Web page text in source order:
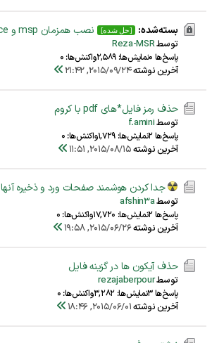
بسته‌شده: [حل شده] نصب همزمان msp و office
توسطReza-MSR
پاسخ‌ها 0 نمایش‌ها: 2,589 واکنش‌ها: 0
آخرین نوشته2015/09/24, 21:42
حذف رمز فایل*های pdf با کروم
توسطf.amini
پاسخ‌ها 2 نمایش‌ها: 1,729 واکنش‌ها: 0
آخرین نوشته2015/08/15, 11:51
جدا كردن هوشمند صفحات ورد و ذخيره آنها
توسطafshin3a
پاسخ‌ها 2 نمایش‌ها: 17,720 واکنش‌ها: 0
آخرین نوشته2015/06/26, 19:58
حذف آیکون ها در گزینه فایل
توسطrezajaberpour
پاسخ‌ها 3 نمایش‌ها: 3,282 واکنش‌ها: 0
آخرین نوشته2015/06/01, 18:46